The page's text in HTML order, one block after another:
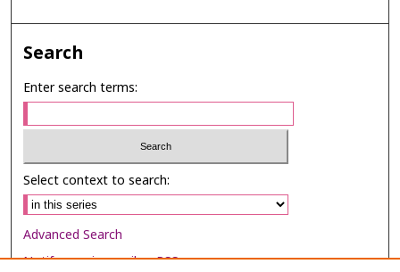
Search
Enter search terms:
Select context to search:
Advanced Search
Notify me via email orRSS